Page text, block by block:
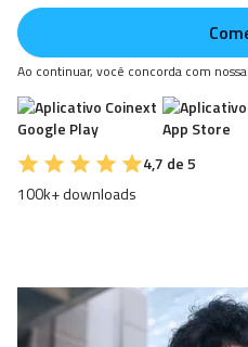
Ao continuar, você concorda com nossa
4,7 de 5
100k+ downloads